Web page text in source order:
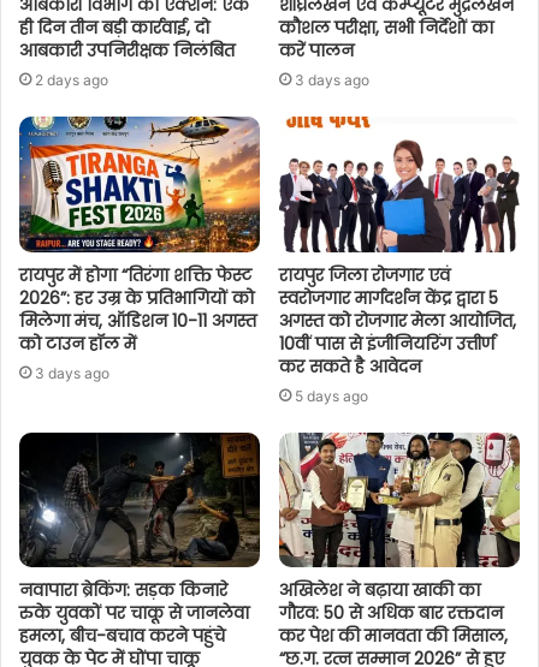
ही दिन तीन बड़ी कार्रवाई, दो
आबकारी उपनिरीक्षक निलंबित
2 days ago
कौशल परीक्षा, सभी निर्देशों का
करें पालन
3 days ago
रायपुर में होगा “तिरंगा शक्ति फेस्ट
2026”: हर उम्र के प्रतिभागियों को
मिलेगा मंच, ऑडिशन 10-11 अगस्त
को टाउन हॉल में
3 days ago
रायपुर जिला रोजगार एवं
स्वरोजगार मार्गदर्शन केंद्र द्वारा 5
अगस्त को रोजगार मेला आयोजित,
10वीं पास से इंजीनियरिंग उत्तीर्ण
कर सकते है आवेदन
5 days ago
नवापारा ब्रेकिंग: सड़क किनारे
रुके युवकों पर चाकू से जानलेवा
हमला, बीच-बचाव करने पहुंचे
युवक के पेट में घोंपा चाकू
अखिलेश ने बढ़ाया खाकी का
गौरव: 50 से अधिक बार रक्तदान
कर पेश की मानवता की मिसाल,
“छ.ग. रत्न सम्मान 2026” से हुए